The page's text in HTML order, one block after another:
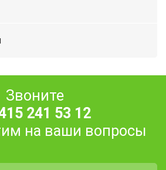
Звоните
241 53 12
на ваши вопросы